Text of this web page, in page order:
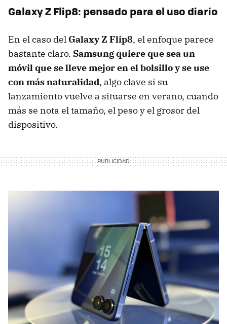
Galaxy Z Flip8: pensado para el uso diario
En el caso del Galaxy Z Flip8, el enfoque parece
bastante claro. Samsung quiere que sea un
móvil que se lleve mejor en el bolsillo y se use
con más naturalidad, algo clave si su
lanzamiento vuelve a situarse en verano, cuando
más se nota el tamaño, el peso y el grosor del
dispositivo.